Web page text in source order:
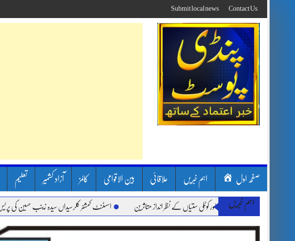
to
content
Contact Us
Submit local news
صفحہ اول اہم خبریں علاقائی بین الاقوامی کالمز آزاد کشمیر تعلیم
اہم خبریں
لینڈ سلائیڈنگ اور کوٹلی ستیاں کے نظر انداز متاثرین اسسٹنٹ کمشنر کلرسیداں سیدہ زینب حسین کی پریس کانفرنس